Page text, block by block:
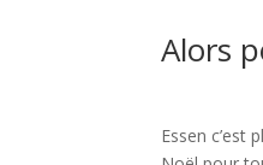
Alors
Essen c’est